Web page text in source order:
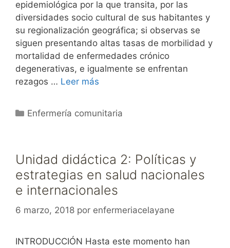
epidemiológica por la que transita, por las
diversidades socio cultural de sus habitantes y
su regionalización geográfica; si observas se
siguen presentando altas tasas de morbilidad y
mortalidad de enfermedades crónico
degenerativas, e igualmente se enfrentan
rezagos … Leer más
Categorías
Enfermería comunitaria
Unidad didáctica 2: Políticas y
estrategias en salud nacionales
e internacionales
6 marzo, 2018 por enfermeriacelayane
INTRODUCCIÓN Hasta este momento han